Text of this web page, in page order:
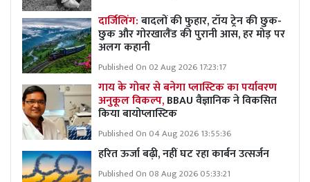
दार्जिलिंग:बादलों की फुहार, टॉय ट्रेन की छुक-
छुक और गोरखालैंड की पुरानी आस, हर मोड़ पर
अलग कहानी
Published On 02 Aug 2026 17:23:17
गाय के गोबर से बनेगा प्लास्टिक का पर्यावरण
अनुकूल विकल्प,BBAU वैज्ञानिक ने विकसित
किया बायोप्लास्टिक
Published On 04 Aug 2026 13:55:36
हरित ऊर्जा बढ़ी, नहीं घट रहा कार्बन उत्सर्जन
Published On 08 Aug 2026 05:33:21